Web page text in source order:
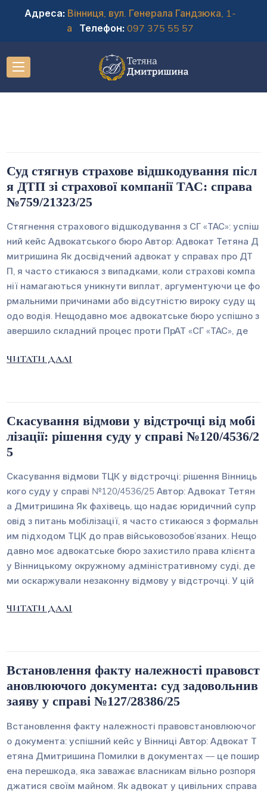
Адреса: Вінниця, вул. Генерала Гандзюка, 1-
а
Телефон: 097 375 55 57
Суд стягнув страхове відшкодування післ
я ДТП зі страхової компанії ТАС: справа
№759/21323/25
Стягнення страхового відшкодування з СГ «ТАС»: успіш
ний кейс Адвокатського бюро Автор: Адвокат Тетяна Д
митришина Як досвідчений адвокат у справах про ДТ
П, я часто стикаюся з випадками, коли страхові компа
нії намагаються уникнути виплат, аргументуючи це фо
рмальними причинами або відсутністю вироку суду щ
одо водія. Нещодавно моє адвокатське бюро успішно з
авершило складний процес проти ПрАТ «СГ «ТАС», де
ЧИТАТИ ДАЛІ
Скасування відмови у відстрочці від мобі
лізації: рішення суду у справі №120/4536/2
5
Скасування відмови ТЦК у відстрочці: рішення Вінниць
кого суду у справі №120/4536/25 Автор: Адвокат Тетян
а Дмитришина Як фахівець, що надає юридичний супр
овід з питань мобілізації, я часто стикаюся з формальн
им підходом ТЦК до прав військовозобов’язаних. Нещо
давно моє адвокатське бюро захистило права клієнта
у Вінницькому окружному адміністративному суді, де
ми оскаржували незаконну відмову у відстрочці. У цій
ЧИТАТИ ДАЛІ
Встановлення факту належності правовст
ановлюючого документа: суд задовольнив
заяву у справі №127/28386/25
Встановлення факту належності правовстановлюючог
о документа: успішний кейс у Вінниці Автор: Адвокат Т
етяна Дмитришина Помилки в документах — це пошир
ена перешкода, яка заважає власникам вільно розпоря
джатися своїм майном. Як адвокат у цивільних справа